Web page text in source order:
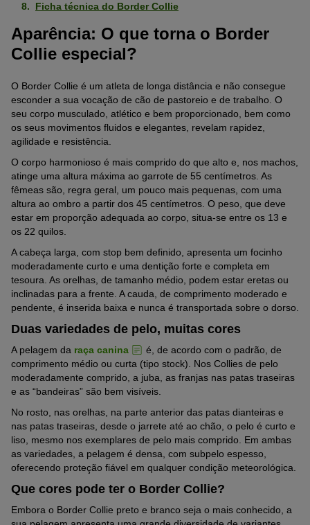
Ficha técnica do Border Collie
Aparência: O que torna o Border
Collie especial?
O Border Collie é um atleta de longa distância e não consegue
esconder a sua vocação de cão de pastoreio e de trabalho. O
seu corpo musculado, atlético e bem proporcionado, bem como
os seus movimentos fluidos e elegantes, revelam rapidez,
agilidade e resistência.
O corpo harmonioso é mais comprido do que alto e, nos machos,
atinge uma altura máxima ao garrote de 55 centímetros. As
fêmeas são, regra geral, um pouco mais pequenas, com uma
altura ao ombro a partir dos 45 centímetros. O peso, que deve
estar em proporção adequada ao corpo, situa-se entre os 13 e
os 22 quilos.
A cabeça larga, com stop bem definido, apresenta um focinho
moderadamente curto e uma dentição forte e completa em
tesoura. As orelhas, de tamanho médio, podem estar eretas ou
inclinadas para a frente. A cauda, de comprimento moderado e
pendente, é inserida baixa e nunca é transportada sobre o dorso.
Duas variedades de pelo, muitas cores
A pelagem da raça canina
é, de acordo com o padrão, de
comprimento médio ou curta (tipo stock). Nos Collies de pelo
moderadamente comprido, a juba, as franjas nas patas traseiras
e as “bandeiras” são bem visíveis.
No rosto, nas orelhas, na parte anterior das patas dianteiras e
nas patas traseiras, desde o jarrete até ao chão, o pelo é curto e
liso, mesmo nos exemplares de pelo mais comprido. Em ambas
as variedades, a pelagem é densa, com subpelo espesso,
oferecendo proteção fiável em qualquer condição meteorológica.
Que cores pode ter o Border Collie?
Embora o Border Collie preto e branco seja o mais conhecido, a